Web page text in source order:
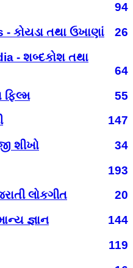
94
કોયડા તથા ઉખાણાં
26
- શબ્દકોશ તથા
64
ફિલ્મ
55
147
શીખો
34
193
લોકગીત
20
જ્ઞાન
144
119